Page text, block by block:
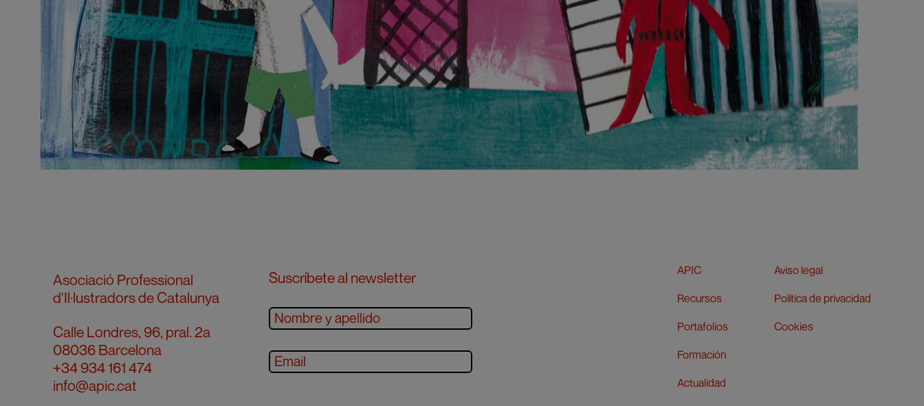
Asociació Professional
d'Il·lustradors de Catalunya
Calle Londres, 96, pral. 2a
08036 Barcelona
+34 934 161 474
info@apic.cat
Suscríbete al newsletter APIC
Recursos
Portafolios
Formación
Actualidad
Aviso legal
Política de privacidad
Cookies